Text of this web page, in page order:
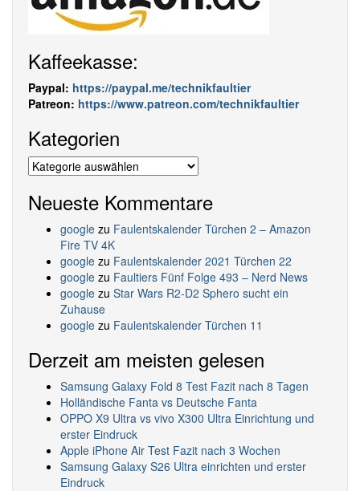
Kaffeekasse:
Paypal: https://paypal.me/technikfaultier
Patreon: https://www.patreon.com/technikfaultier
Kategorien
Kategorien
Neueste Kommentare
google zu Faulentskalender Türchen 2 – Amazon
Fire TV 4K
google zu Faulentskalender 2021 Türchen 22
google zu Faultiers Fünf Folge 493 – Nerd News
google zu Star Wars R2-D2 Sphero sucht ein
Zuhause
google zu Faulentskalender Türchen 11
Derzeit am meisten gelesen
Samsung Galaxy Fold 8 Test Fazit nach 8 Tagen
Holländische Fanta vs Deutsche Fanta
OPPO X9 Ultra vs vivo X300 Ultra Einrichtung und
erster Eindruck
Apple iPhone Air Test Fazit nach 3 Wochen
Samsung Galaxy S26 Ultra einrichten und erster
Eindruck